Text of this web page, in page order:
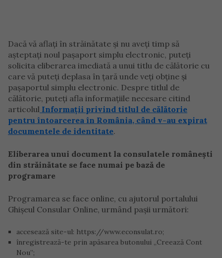
Dacă vă aflați în străinătate și nu aveţi timp să
aşteptaţi noul paşaport simplu electronic, puteţi
solicita eliberarea imediată a unui titlu de călătorie cu
care vă puteţi deplasa în ţară unde veţi obţine şi
paşaportul simplu electronic. Despre titlul de
călătorie, puteți afla informațiile necesare citind
articolul Informații privind titlul de călătorie
pentru întoarcerea în România, când v-au expirat
documentele de identitate.
Eliberarea unui document la consulatele românești
din străinătate se face numai pe bază de
programare
Programarea se face online, cu ajutorul portalului
Ghișeul Consular Online, urmând pașii următori:
accesează site-ul: https://www.econsulat.ro;
înregistrează-te prin apăsarea butonului „Creează Cont
Nou”;